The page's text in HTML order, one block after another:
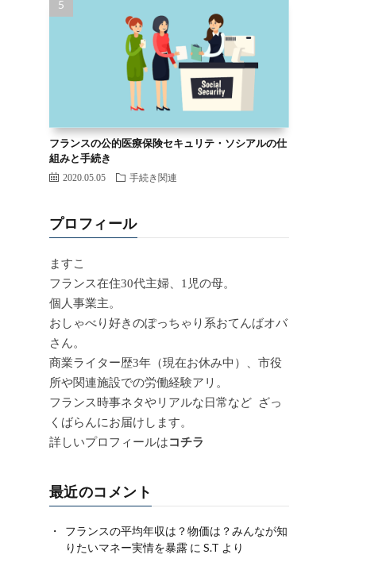
フランスの公的医療保険セキュリテ・ソシアルの仕
組みと手続き
2020.05.05
フランス在住30代主婦、1児の母。
個人事業主。
おしゃべり好きのぽっちゃり系おてんばオバ
さん。
商業ライター歴3年（現在お休み中）、市役
所や関連施設での労働経験アリ。
フランス時事ネタやリアルな日常など ざっ
くばらんにお届けします。
詳しいプロフィールは コチラ
りたいマネー実情を暴露 にS.Tより